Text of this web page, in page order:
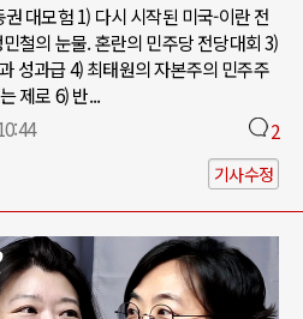
대모험 1) 다시 시작된 미국-이란 전
철의 눈물. 혼란의 민주당 전당대회 3)
성과급 4) 최태원의 자본주의 민주주
제로 6) 반...
2
기사수정